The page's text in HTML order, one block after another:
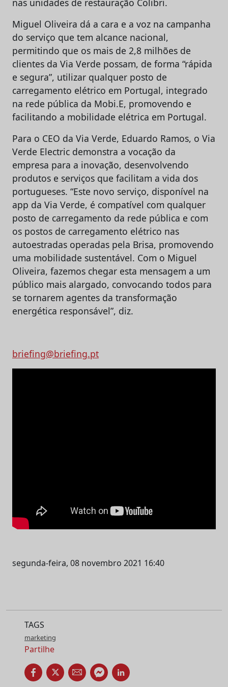
Miguel Oliveira dá a cara e a voz na campanha
do serviço que tem alcance nacional,
permitindo que os mais de 2,8 milhões de
clientes da Via Verde possam, de forma “rápida
e segura”, utilizar qualquer posto de
carregamento elétrico em Portugal, integrado
na rede pública da Mobi.E, promovendo e
facilitando a mobilidade elétrica em Portugal.
Para o CEO da Via Verde, Eduardo Ramos, o Via
Verde Electric demonstra a vocação da
empresa para a inovação, desenvolvendo
produtos e serviços que facilitam a vida dos
portugueses. “Este novo serviço, disponível na
app da Via Verde, é compatível com qualquer
posto de carregamento da rede pública e com
os postos de carregamento elétrico nas
autoestradas operadas pela Brisa, promovendo
uma mobilidade sustentável. Com o Miguel
Oliveira, fazemos chegar esta mensagem a um
público mais alargado, convocando todos para
se tornarem agentes da transformação
energética responsável”, diz.
briefing@briefing.pt
segunda-feira, 08 novembro 2021 16:40
TAGS
marketing
Partilhe